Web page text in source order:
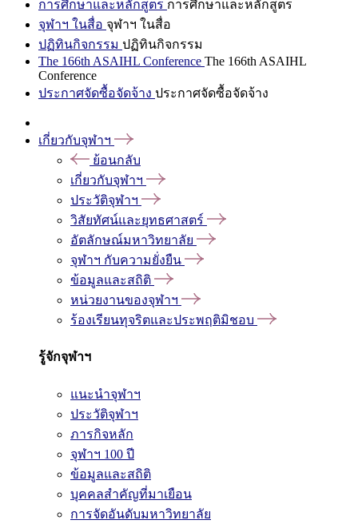
การศึกษาและหลักสูตร การศึกษาและหลักสูตร
จุฬาฯ ในสื่อ จุฬาฯ ในสื่อ
ปฏิทินกิจกรรม ปฏิทินกิจกรรม
The 166th ASAIHL Conference The 166th ASAIHL
Conference
ประกาศจัดซื้อจัดจ้าง ประกาศจัดซื้อจัดจ้าง
เกี่ยวกับจุฬาฯ
ย้อนกลับ
เกี่ยวกับจุฬาฯ
ประวัติจุฬาฯ
วิสัยทัศน์และยุทธศาสตร์
อัตลักษณ์มหาวิทยาลัย
จุฬาฯ กับความยั่งยืน
ข้อมูลและสถิติ
หน่วยงานของจุฬาฯ
ร้องเรียนทุจริตและประพฤติมิชอบ
รู้จักจุฬาฯ
แนะนำจุฬาฯ
ประวัติจุฬาฯ
ภารกิจหลัก
จุฬาฯ 100 ปี
ข้อมูลและสถิติ
บุคคลสำคัญที่มาเยือน
การจัดอันดับมหาวิทยาลัย